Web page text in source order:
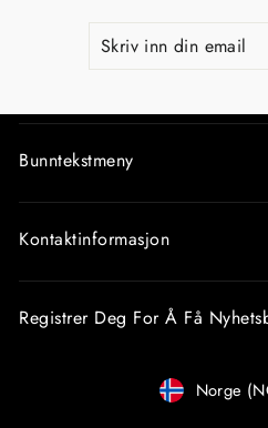
Bunntekstmeny
Kontaktinformasjon
Registrer Deg For Å Få
Norge